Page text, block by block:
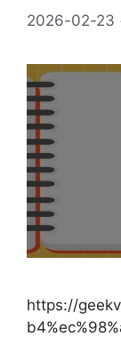
2026-02-23
https://